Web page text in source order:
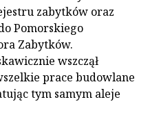
zabytków oraz
Pomorskiego
Zabytków.
wszczął
prace budowlane
tym samym aleje